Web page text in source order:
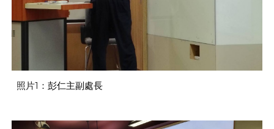
照片1：彭仁主副處長